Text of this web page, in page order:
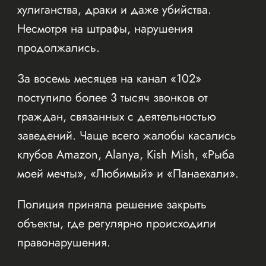
хулиганства, драки и даже убийства.
Несмотря на штрафы, нарушения
продолжались.
За восемь месяцев на канал «102»
поступило более 3 тысяч звонков от
граждан, связанных с деятельностью
заведений. Чаще всего жалобы касались
клубов Amazon, Alanya, Kish Mish, «Рыба
моей мечты», «Любимый» и «Панаехали».
Полиция приняла решение закрыть
объекты, где регулярно происходили
правонарушения.